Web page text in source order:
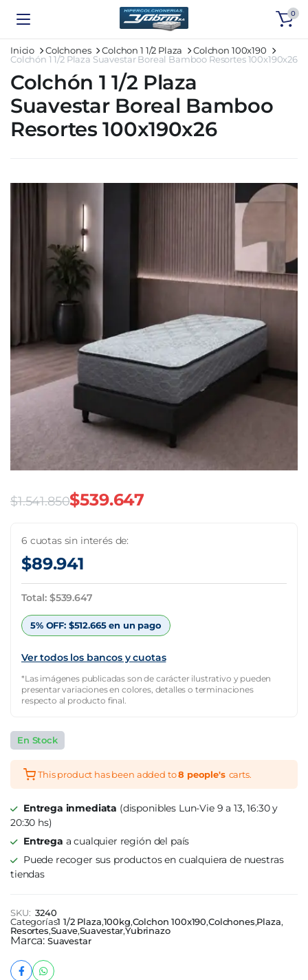
0
Inicio Colchones Colchon 1 1/2 Plaza
Colchon 100x190
Colchón 1 1/2 Plaza Suavestar Boreal Bamboo Resortes 100x190x26
Colchón 1 1/2 Plaza
Suavestar Boreal Bamboo
Resortes 100x190x26
$1.541.850
precio
original
era:
$1.541.850.
$539.647
precio
actual
es:
$539.647.
6 cuotas sin interés de:
$89.941
Total: $539.647
5% OFF: $512.665en un pago
Ver todos los bancos y cuotas
*Las imágenes publicadas son de carácter ilustrativo y pueden
presentar variaciones en colores, detalles o terminaciones
respecto al producto final.
En Stock
This product has been added to8 people's carts.
Entrega inmediata (disponibles Lun-Vie 9 a 13, 16:30 y
20:30 hs)
Entrega a cualquier región del país
Puede recoger sus productos en cualquiera de nuestras
tiendas
SKU: 3240
Categorías1 1/2 Plaza,100kg,Colchon 100x190,Colchones,Plaza,
Resortes,Suave,Suavestar,Yubrinazo
Marca: Suavestar